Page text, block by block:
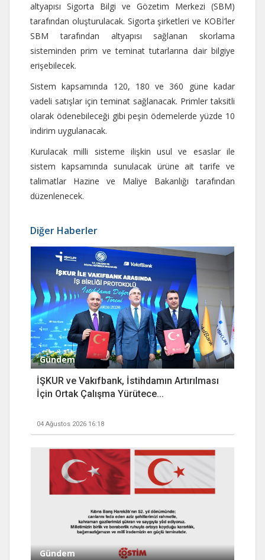
altyapısı Sigorta Bilgi ve Gözetim Merkezi (SBM)
tarafından oluşturulacak. Sigorta şirketleri ve KOBİ’ler
SBM tarafından altyapısı sağlanan skorlama
sisteminden prim ve teminat tutarlarına dair bilgiye
erişebilecek.
Sistem kapsamında 120, 180 ve 360 güne kadar
vadeli satışlar için teminat sağlanacak. Primler taksitli
olarak ödenebileceği gibi peşin ödemelerde yüzde 10
indirim uygulanacak.
Kurulacak milli sisteme ilişkin usul ve esaslar ile
sistem kapsamında sunulacak ürüne ait tarife ve
talimatlar Hazine ve Maliye Bakanlığı tarafından
düzenlenecek.
Diğer Haberler
Gündem
İŞKUR ve Vakıfbank, İstihdamın Artırılması
İçin Ortak Çalışma Yürütece...
04 Ağustos 2026 16:18
Gündem